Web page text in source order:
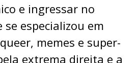
e ingressar no
especializou em
memes e super-
extrema direita e a